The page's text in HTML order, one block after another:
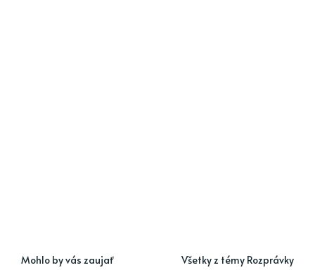
Mohlo by vás zaujať Všetky z témy Rozprávky